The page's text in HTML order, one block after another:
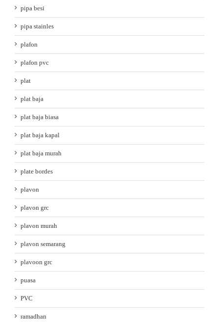
pipa besi
pipa stainles
plafon
plafon pvc
plat
plat baja
plat baja biasa
plat baja kapal
plat baja murah
plate bordes
plavon
plavon grc
plavon murah
plavon semarang
plavoon grc
puasa
PVC
ramadhan